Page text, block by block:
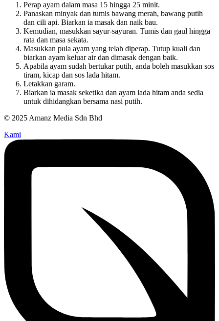
Perap ayam dalam masa 15 hingga 25 minit.
Panaskan minyak dan tumis bawang merah, bawang putih
dan cili api. Biarkan ia masak dan naik bau.
Kemudian, masukkan sayur-sayuran. Tumis dan gaul hingga
rata dan masa sekata.
Masukkan pula ayam yang telah diperap. Tutup kuali dan
biarkan ayam keluar air dan dimasak dengan baik.
Apabila ayam sudah bertukar putih, anda boleh masukkan sos
tiram, kicap dan sos lada hitam.
Letakkan garam.
Biarkan ia masak seketika dan ayam lada hitam anda sedia
untuk dihidangkan bersama nasi putih.
© 2025 Amanz Media Sdn Bhd
Kami